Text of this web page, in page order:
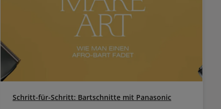
Schritt-für-Schritt: Bartschnitte mit Panasonic